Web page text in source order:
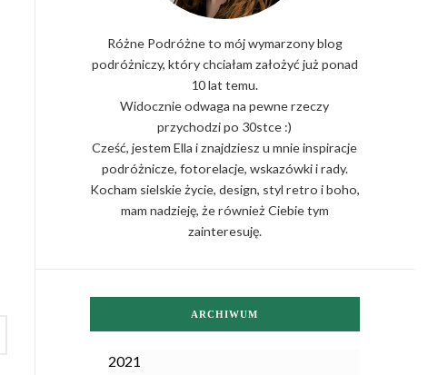
Różne Podróżne to mój wymarzony blog
podróżniczy, który chciałam założyć już ponad
10 lat temu.
Widocznie odwaga na pewne rzeczy
przychodzi po 30stce :)
Cześć, jestem Ella i znajdziesz u mnie inspiracje
podróżnicze, fotorelacje, wskazówki i rady.
Kocham sielskie życie, design, styl retro i boho,
mam nadzieję, że również Ciebie tym
zainteresuję.
ARCHIWUM
2021